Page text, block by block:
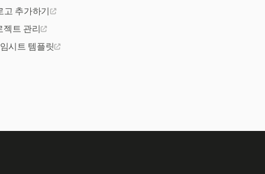
고 추가하기
젝트 관리
시트 템플릿